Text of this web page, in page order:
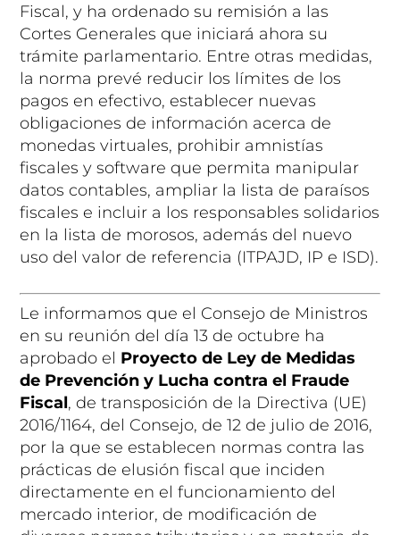
Fiscal, y ha ordenado su remisión a las
Cortes Generales que iniciará ahora su
trámite parlamentario. Entre otras medidas,
la norma prevé reducir los límites de los
pagos en efectivo, establecer nuevas
obligaciones de información acerca de
monedas virtuales, prohibir amnistías
fiscales y software que permita manipular
datos contables, ampliar la lista de paraísos
fiscales e incluir a los responsables solidarios
en la lista de morosos, además del nuevo
uso del valor de referencia (ITPAJD, IP e ISD).
Le informamos que el Consejo de Ministros
en su reunión del día 13 de octubre ha
aprobado el Proyecto de Ley de Medidas
de Prevención y Lucha contra el Fraude
Fiscal, de transposición de la Directiva (UE)
2016/1164, del Consejo, de 12 de julio de 2016,
por la que se establecen normas contra las
prácticas de elusión fiscal que inciden
directamente en el funcionamiento del
mercado interior, de modificación de